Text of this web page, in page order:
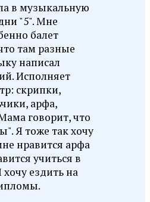
в музыкальную
"5". Мне
балет
там разные
написал
Исполняет
скрипки,
арфа,
говорит, что
Я тоже так хочу
нравится арфа
учиться в
ездить на